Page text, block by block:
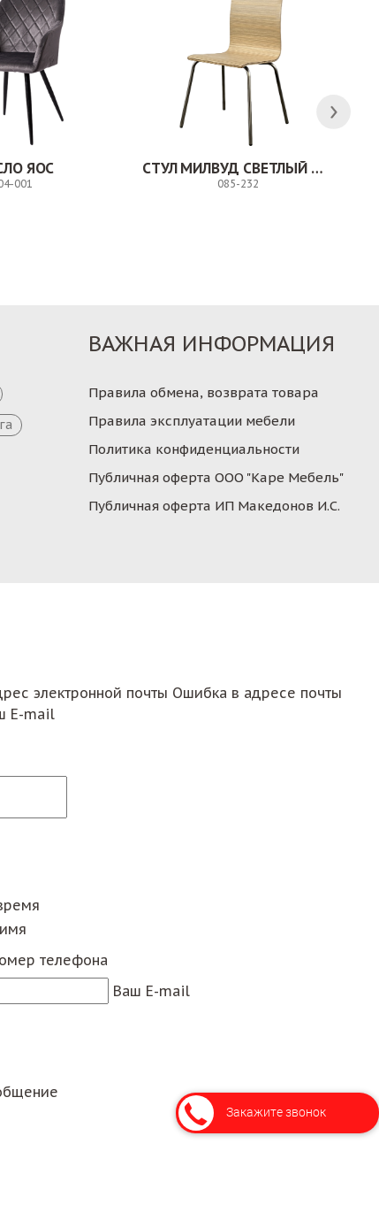
ЯОС
001
СТУЛ МИЛВУД СВЕТЛЫЙ ШЕЛК
085-232
ВАЖНАЯ ИНФОРМАЦИЯ
Правила обмена, возврата товара
Правила эксплуатации мебели
Политика конфиденциальности
Публичная оферта ООО "Каре Мебель"
Публичная оферта ИП Македонов И.С.
электронной почты Ошибка в адресе почты
E-mail
телефона
Ваш E-mail
Закажите звонок